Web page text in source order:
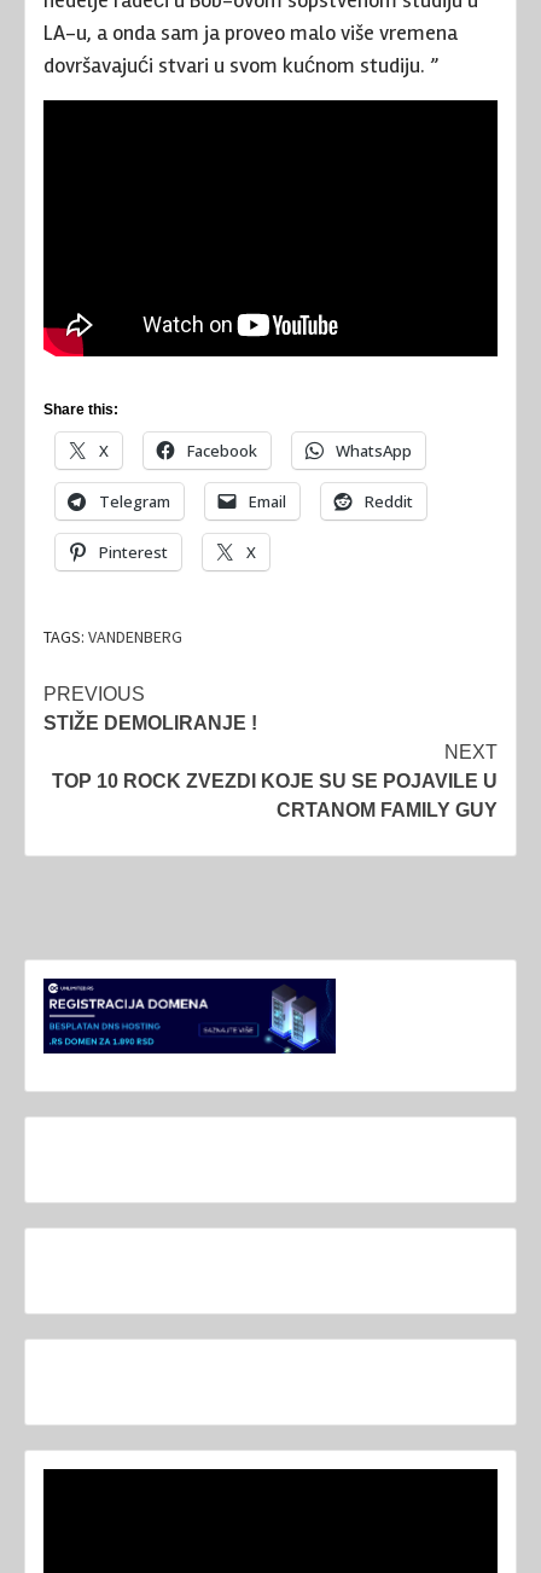
LA-u, a onda sam ja proveo malo više vremena
dovršavajući stvari u svom kućnom studiju. ”
Share this:
X Facebook WhatsApp
Telegram Email Reddit
Pinterest X
TAGS: VANDENBERG
Post
navigation
PREVIOUS
STIŽE DEMOLIRANJE !
NEXT
TOP 10 ROCK ZVEZDI KOJE SU SE POJAVILE U
CRTANOM FAMILY GUY